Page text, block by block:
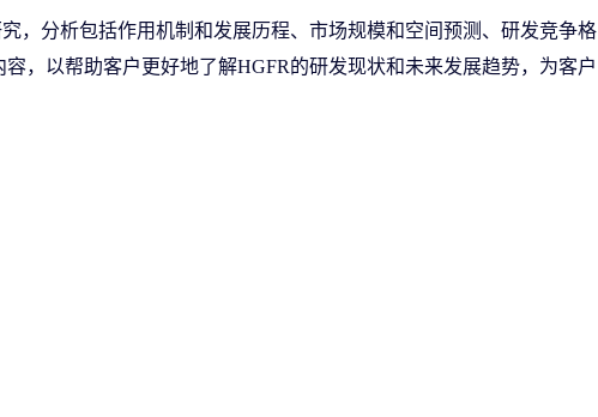
，分析包括作用机制和发展历程、市场规模和空间预测、研发竞争格
，以帮助客户更好地了解HGFR的研发现状和未来发展趋势，为客户